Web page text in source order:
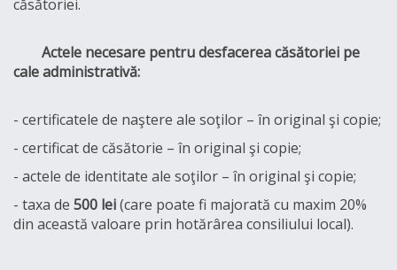
căsătoriei.
Actele necesare pentru desfacerea căsătoriei pe
cale administrativă:
- certificatele de naştere ale soţilor – în original şi copie;
- certificat de căsătorie – în original şi copie;
- actele de identitate ale soţilor – în original şi copie;
- taxa de 500 lei(care poate fi majorată cu maxim 20%
din această valoare prin hotărârea consiliului local).